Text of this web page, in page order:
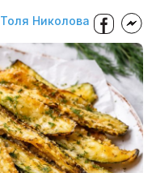
Толя Николова